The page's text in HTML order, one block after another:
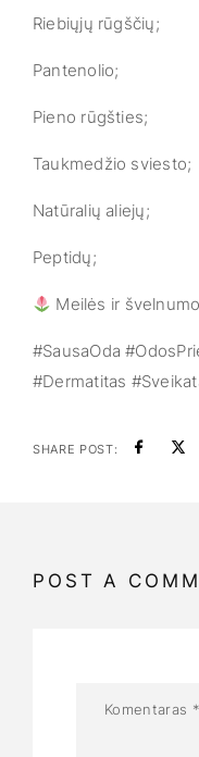
Riebiųjų rūgščių;
Pantenolio;
Pieno rūgšties;
Taukmedžio sviesto;
Natūralių aliejų;
Peptidų;
Meilės ir švelnumo
#SausaOda
#Dermatitas
SHARE POST:
POST A